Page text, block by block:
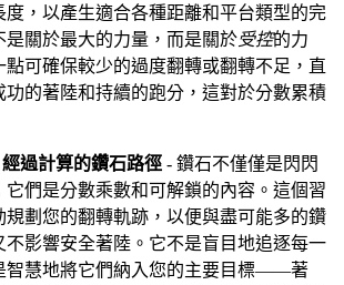
度，以產生適合各種距離和平台類型的完
是關於最大的力量，而是關於受控的力
點可確保較少的過度翻轉或翻轉不足，直
功的著陸和持續的跑分，這對於分數累積
過計算的鑽石路徑 - 鑽石不僅僅是閃閃
它們是分數乘數和可解鎖的內容。這個習
規劃您的翻轉軌跡，以便與盡可能多的鑽
不影響安全著陸。它不是盲目地追逐每一
智慧地將它們納入您的主要目標——著